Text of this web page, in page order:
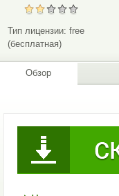
Тип лицензии: free
(бесплатная)
Обзор